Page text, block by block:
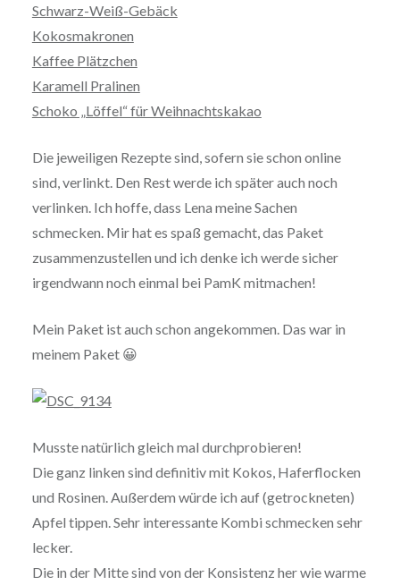
Schwarz-Weiß-Gebäck
Kokosmakronen
Kaffee Plätzchen
Karamell Pralinen
Schoko „Löffel“ für Weihnachtskakao
Die jeweiligen Rezepte sind, sofern sie schon online
sind, verlinkt. Den Rest werde ich später auch noch
verlinken. Ich hoffe, dass Lena meine Sachen
schmecken. Mir hat es spaß gemacht, das Paket
zusammenzustellen und ich denke ich werde sicher
irgendwann noch einmal bei PamK mitmachen!
Mein Paket ist auch schon angekommen. Das war in
meinem Paket 😀
Musste natürlich gleich mal durchprobieren!
Die ganz linken sind definitiv mit Kokos, Haferflocken
und Rosinen. Außerdem würde ich auf (getrockneten)
Apfel tippen. Sehr interessante Kombi schmecken sehr
lecker.
Die in der Mitte sind von der Konsistenz her wie warme